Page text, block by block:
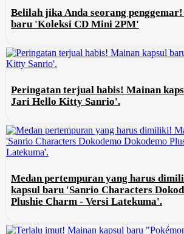
Belilah jika Anda seorang
baru 'Koleksi CD Mini 2PM'
Peringatan terjual habis! Mainan
Jari Hello Kitty Sanrio'.
Medan pertempuran yang harus
kapsul baru 'Sanrio Characters
Plushie Charm - Versi Latekuma'.